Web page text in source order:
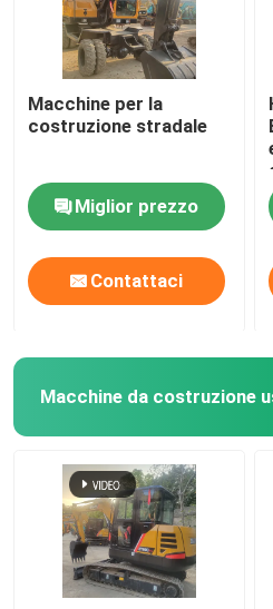
Granate per autocarri usati
Classificatore stradale
Roller stradali usati
Caricatore di
Macchine per la
costruzione stradale
Miglior prezzo
Contattaci
Macchine da costruzione